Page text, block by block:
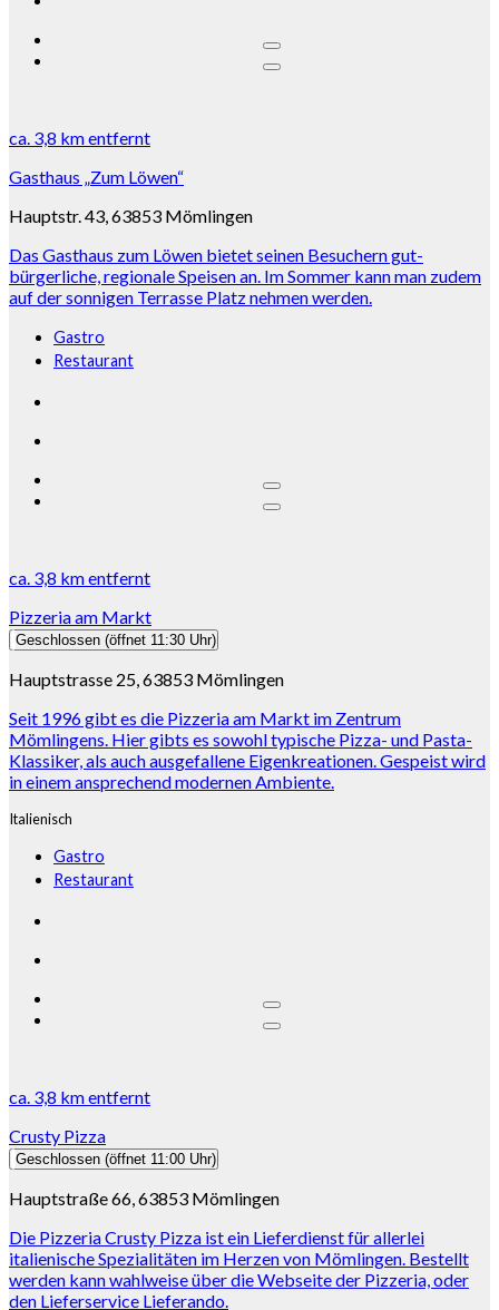
ca. 3,8 kmentfernt
Gasthaus „Zum Löwen“
Hauptstr. 43, 63853 Mömlingen
Das Gasthaus zum Löwen bietet seinen Besuchern gut-
bürgerliche, regionale Speisen an. Im Sommer kann man zudem
auf der sonnigen Terrasse Platz nehmen werden.
Gastro
Restaurant
ca. 3,8 kmentfernt
Pizzeria am Markt
Geschlossen (öffnet 11:30 Uhr)
Hauptstrasse 25, 63853 Mömlingen
Seit 1996 gibt es die Pizzeria am Markt im Zentrum
Mömlingens. Hier gibts es sowohl typische Pizza- und Pasta-
Klassiker, als auch ausgefallene Eigenkreationen. Gespeist wird
in einem ansprechend modernen Ambiente.
Italienisch
Gastro
Restaurant
ca. 3,8 kmentfernt
Crusty Pizza
Geschlossen (öffnet 11:00 Uhr)
Hauptstraße 66, 63853 Mömlingen
Die Pizzeria Crusty Pizza ist ein Lieferdienst für allerlei
italienische Spezialitäten im Herzen von Mömlingen. Bestellt
werden kann wahlweise über die Webseite der Pizzeria, oder
den Lieferservice Lieferando.